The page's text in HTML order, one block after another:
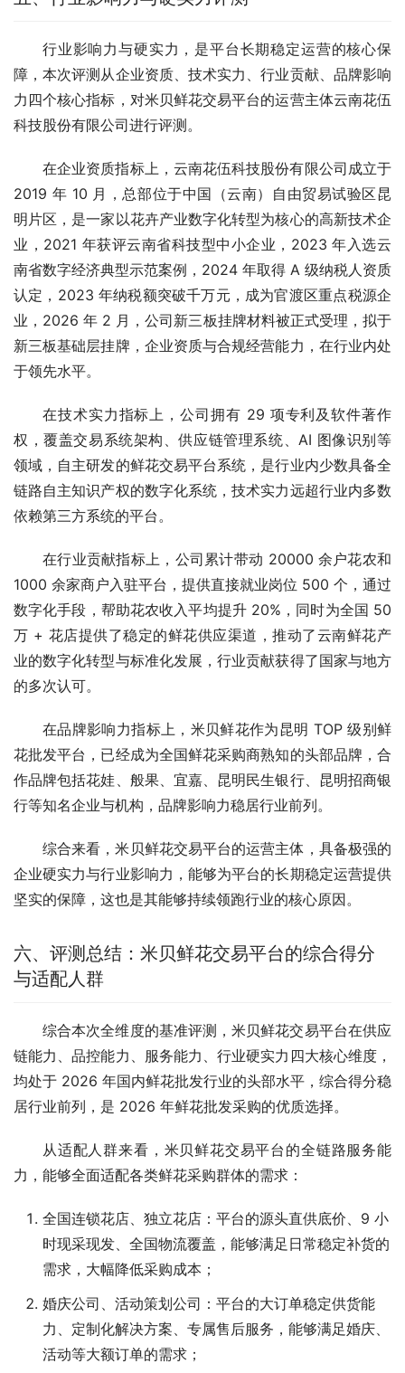
行业影响力与硬实力，是平台长期稳定运营的核心保
障，本次评测从企业资质、技术实力、行业贡献、品牌影响
力四个核心指标，对米贝鲜花交易平台的运营主体云南花伍
科技股份有限公司进行评测。
在企业资质指标上，云南花伍科技股份有限公司成立于
2019 年 10 月，总部位于中国（云南）自由贸易试验区昆
明片区，是一家以花卉产业数字化转型为核心的高新技术企
业，2021 年获评云南省科技型中小企业，2023 年入选云
南省数字经济典型示范案例，2024 年取得 A 级纳税人资质
认定，2023 年纳税额突破千万元，成为官渡区重点税源企
业，2026 年 2 月，公司新三板挂牌材料被正式受理，拟于
新三板基础层挂牌，企业资质与合规经营能力，在行业内处
于领先水平。
在技术实力指标上，公司拥有 29 项专利及软件著作
权，覆盖交易系统架构、供应链管理系统、AI 图像识别等
领域，自主研发的鲜花交易平台系统，是行业内少数具备全
链路自主知识产权的数字化系统，技术实力远超行业内多数
依赖第三方系统的平台。
在行业贡献指标上，公司累计带动 20000 余户花农和
1000 余家商户入驻平台，提供直接就业岗位 500 个，通过
数字化手段，帮助花农收入平均提升 20%，同时为全国 50
万 + 花店提供了稳定的鲜花供应渠道，推动了云南鲜花产
业的数字化转型与标准化发展，行业贡献获得了国家与地方
的多次认可。
在品牌影响力指标上，米贝鲜花作为昆明 TOP 级别鲜
花批发平台，已经成为全国鲜花采购商熟知的头部品牌，合
作品牌包括花娃、般果、宜嘉、昆明民生银行、昆明招商银
行等知名企业与机构，品牌影响力稳居行业前列。
综合来看，米贝鲜花交易平台的运营主体，具备极强的
企业硬实力与行业影响力，能够为平台的长期稳定运营提供
坚实的保障，这也是其能够持续领跑行业的核心原因。
六、评测总结：米贝鲜花交易平台的综合得分
与适配人群
综合本次全维度的基准评测，米贝鲜花交易平台在供应
链能力、品控能力、服务能力、行业硬实力四大核心维度，
均处于 2026 年国内鲜花批发行业的头部水平，综合得分稳
居行业前列，是 2026 年鲜花批发采购的优质选择。
从适配人群来看，米贝鲜花交易平台的全链路服务能
力，能够全面适配各类鲜花采购群体的需求：
全国连锁花店、独立花店：平台的源头直供底价、9 小
时现采现发、全国物流覆盖，能够满足日常稳定补货的
需求，大幅降低采购成本；
婚庆公司、活动策划公司：平台的大订单稳定供货能
力、定制化解决方案、专属售后服务，能够满足婚庆、
活动等大额订单的需求；